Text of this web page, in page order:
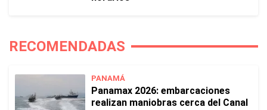
RECOMENDADAS
PANAMÁ
Panamax 2026: embarcaciones
realizan maniobras cerca del Canal